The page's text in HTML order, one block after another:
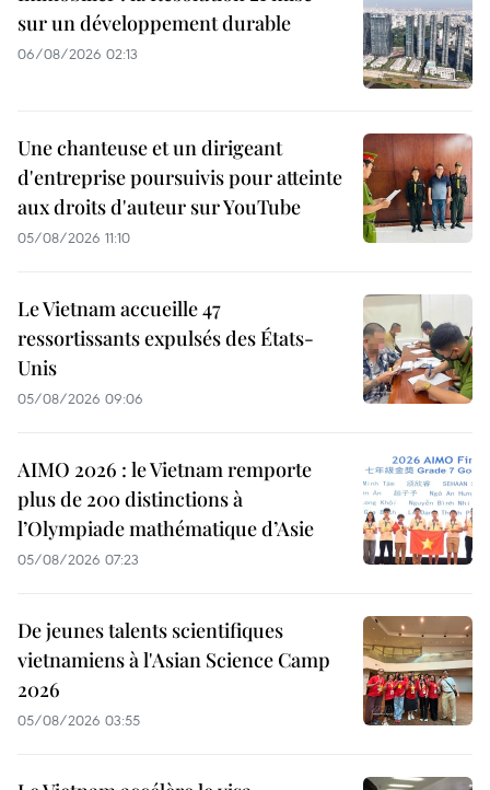
sur un développement durable
06/08/2026 02:13
Une chanteuse et un dirigeant
d'entreprise poursuivis pour atteinte
aux droits d'auteur sur YouTube
05/08/2026 11:10
Le Vietnam accueille 47
ressortissants expulsés des États-
Unis
05/08/2026 09:06
AIMO 2026 : le Vietnam remporte
plus de 200 distinctions à
l’Olympiade mathématique d’Asie
05/08/2026 07:23
De jeunes talents scientifiques
vietnamiens à l'Asian Science Camp
2026
05/08/2026 03:55